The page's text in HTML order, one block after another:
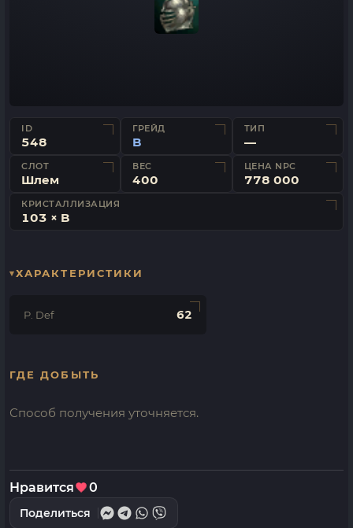
ID
548
ГРЕЙД
B
ТИП
—
СЛОТ
Шлем
ВЕС
400
ЦЕНА NPC
778 000
КРИСТАЛЛИЗАЦИЯ
103 × B
ХАРАКТЕРИСТИКИ
P. Def 62
ГДЕ ДОБЫТЬ
Способ получения уточняется.
Нравится 0
Поделиться